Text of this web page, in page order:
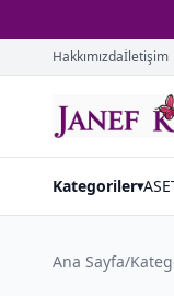
Hakkımızdaİletişim
Kategoriler▾
Ana Sayfa/